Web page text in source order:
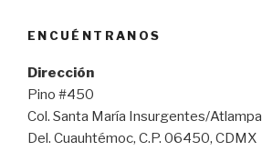
ENCUÉNTRANOS
Dirección
Pino #450
Col. Santa María Insurgentes/Atlampa
Del. Cuauhtémoc, C.P. 06450, CDMX